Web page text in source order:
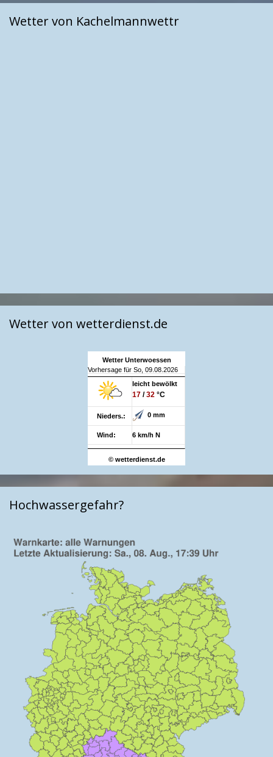
Wetter von Kachelmannwettr
Wetter von wetterdienst.de
Wetter Unterwoessen
Vorhersage für So, 09.08.2026
leicht bewölkt
17 /32 °C
Nieders.: 0 mm
Wind: 6 km/h N
© wetterdienst.de
Hochwassergefahr?